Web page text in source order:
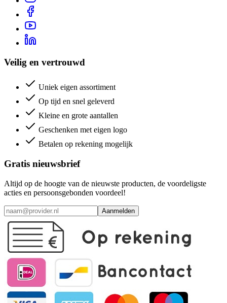
Veilig en vertrouwd
Uniek eigen assortiment
Op tijd en snel geleverd
Kleine en grote aantallen
Geschenken met eigen logo
Betalen op rekening mogelijk
Gratis nieuwsbrief
Altijd op de hoogte van de nieuwste producten, de voordeligste
acties en persoonsgebonden voordeel!
Aanmelden